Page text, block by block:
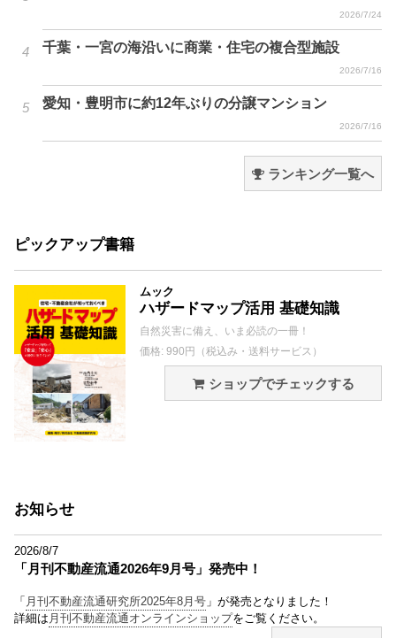
2026/7/24
千葉・一宮の海沿いに商業・住宅の複合型施設
2026/7/16
愛知・豊明市に約12年ぶりの分譲マンション
2026/7/16
ランキング一覧へ
ピックアップ書籍
ムック
ハザードマップ活用 基礎知識
自然災害に備え、いま必読の一冊！
価格: 990円（税込み・送料サービス）
ショップでチェックする
お知らせ
2026/8/7
「月刊不動産流通2026年9月号」発売中！
「 月刊不動産流通研究所2025年8月号 」が発売となりました！
詳細は 月刊不動産流通オンラインショップをご覧ください。